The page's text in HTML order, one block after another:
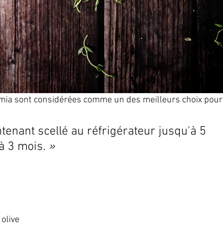
sont considérées comme un des meilleurs choix pour
scellé au réfrigérateur jusqu'à 5
3 mois. »